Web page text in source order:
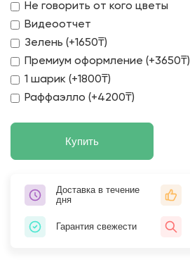
Не говорить от кого цветы
Видеоотчет
Зелень (+1650₸)
Премиум оформление (+3650₸)
1 шарик (+1800₸)
Раффаэлло (+4200₸)
Купить
Доставка в течение
дня
Гарантия свежести